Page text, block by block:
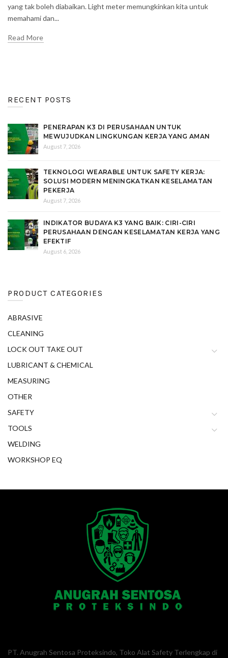
yang tak boleh diabaikan. Light meter memungkinkan kita untuk
memahami dan...
Read More
RECENT POSTS
PENERAPAN K3 DI PERUSAHAAN UNTUK
MEWUJUDKAN LINGKUNGAN KERJA YANG AMAN
August 7, 2026
TEKNOLOGI WEARABLE UNTUK SAFETY KERJA:
SOLUSI MODERN MENINGKATKAN KESELAMATAN
PEKERJA
August 7, 2026
INDIKATOR BUDAYA K3 YANG BAIK: CIRI-CIRI
PERUSAHAAN DENGAN KESELAMATAN KERJA YANG
EFEKTIF
August 6, 2026
PRODUCT CATEGORIES
ABRASIVE
CLEANING
LOCK OUT TAKE OUT
LUBRICANT & CHEMICAL
MEASURING
OTHER
SAFETY
TOOLS
WELDING
WORKSHOP EQ
PT. Anugrah Sentosa Proteksindo, Toko Alat Safety Terlengkap di